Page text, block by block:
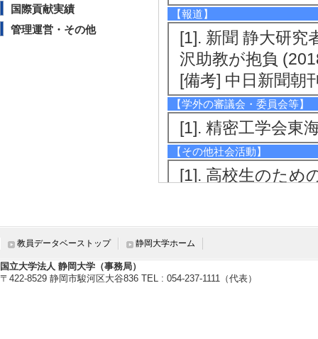
国際貢献実績
管理運営・その他
【報道】
[1]. 新聞 静大研
沢助教が抱負
[備考] 中日新聞朝
【学外の審議会・委員会等】
[1]. 精密工学会東
【その他社会活動】
[1]. 高校生のため
[備考] 体験実習の
教員データベーストップ 静岡大学ホーム
国立大学法人 静岡大学（事務局）
〒422-8529 静岡市駿河区大谷836 TEL : 054-237-1111（代表）